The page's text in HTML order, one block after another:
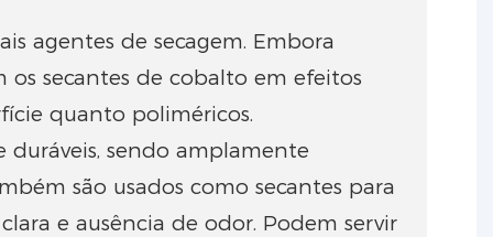
agentes de secagem. Embora
os secantes de cobalto em efeitos
quanto poliméricos.
sendo amplamente
são usados ​​como secantes para
e ausência de odor. Podem servir